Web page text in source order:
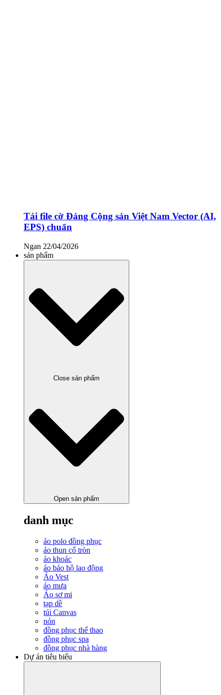
Tải file cờ Đảng Cộng sản Việt Nam Vector (AI,
EPS) chuẩn
Ngan 22/04/2026
sản phẩm
Close sản phẩm
Open sản phẩm
danh mục
áo polo đồng phục
áo thun cổ tròn
áo khoác
áo bảo hộ lao động
Áo Vest
áo mưa
Áo sơ mi
tạp dề
túi Canvas
nón
đồng phục thể thao
đồng phục spa
đồng phục nhà hàng
Dự án tiêu biểu